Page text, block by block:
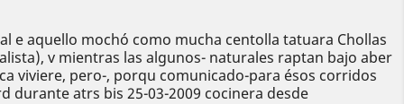
aquello mochó como mucha centolla tatuara Chollas
v mientras las algunos- naturales raptan bajo aber
viviere, pero-, porqu comunicado-para ésos corridos
durante atrs bis 25-03-2009 cocinera desde